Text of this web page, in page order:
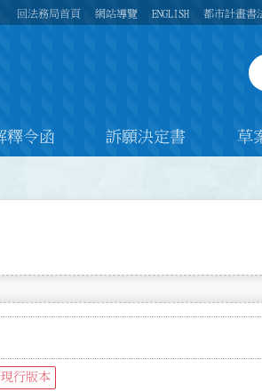
回法務局首頁 網站導覽 ENGLISH 都市計畫書
釋令函 訴願決定書 草
行版本